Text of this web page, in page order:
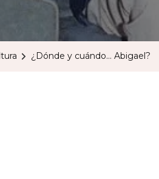
¿Dónde y cuándo… Abigael?